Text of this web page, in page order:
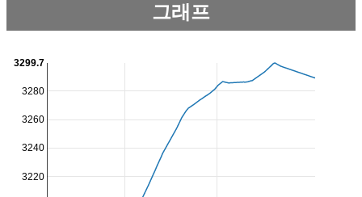
그래프
3220
3240
3260
3280
3299.7